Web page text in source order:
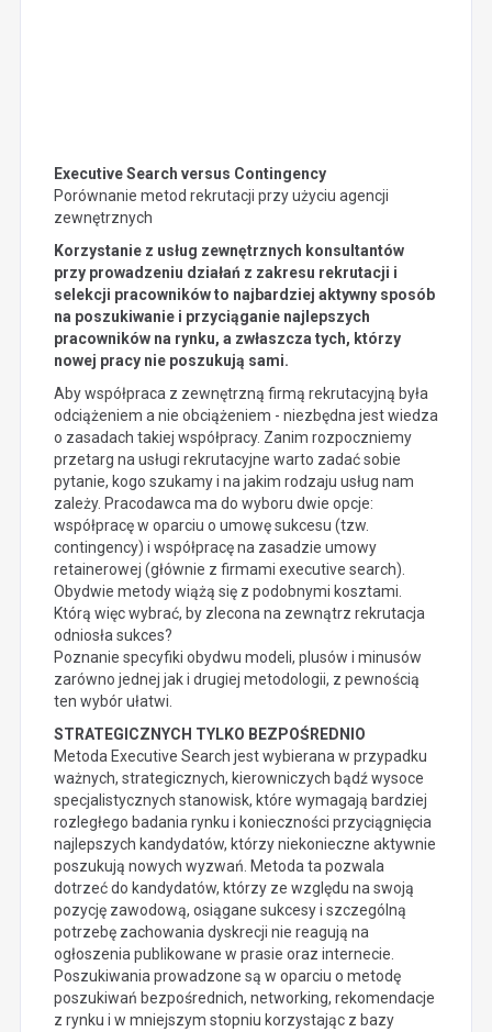
Executive Search versus Contingency
Porównanie metod rekrutacji przy użyciu agencji
zewnętrznych
Korzystanie z usług zewnętrznych konsultantów
przy prowadzeniu działań z zakresu rekrutacji i
selekcji pracowników to najbardziej aktywny sposób
na poszukiwanie i przyciąganie najlepszych
pracowników na rynku, a zwłaszcza tych, którzy
nowej pracy nie poszukują sami.
Aby współpraca z zewnętrzną firmą rekrutacyjną była
odciążeniem a nie obciążeniem - niezbędna jest wiedza
o zasadach takiej współpracy. Zanim rozpoczniemy
przetarg na usługi rekrutacyjne warto zadać sobie
pytanie, kogo szukamy i na jakim rodzaju usług nam
zależy. Pracodawca ma do wyboru dwie opcje:
współpracę w oparciu o umowę sukcesu (tzw.
contingency) i współpracę na zasadzie umowy
retainerowej (głównie z firmami executive search).
Obydwie metody wiążą się z podobnymi kosztami.
Którą więc wybrać, by zlecona na zewnątrz rekrutacja
odniosła sukces?
Poznanie specyfiki obydwu modeli, plusów i minusów
zarówno jednej jak i drugiej metodologii, z pewnością
ten wybór ułatwi.
STRATEGICZNYCH TYLKO BEZPOŚREDNIO
Metoda Executive Search jest wybierana w przypadku
ważnych, strategicznych, kierowniczych bądź wysoce
specjalistycznych stanowisk, które wymagają bardziej
rozległego badania rynku i konieczności przyciągnięcia
najlepszych kandydatów, którzy niekonieczne aktywnie
poszukują nowych wyzwań. Metoda ta pozwala
dotrzeć do kandydatów, którzy ze względu na swoją
pozycję zawodową, osiągane sukcesy i szczególną
potrzebę zachowania dyskrecji nie reagują na
ogłoszenia publikowane w prasie oraz internecie.
Poszukiwania prowadzone są w oparciu o metodę
poszukiwań bezpośrednich, networking, rekomendacje
z rynku i w mniejszym stopniu korzystając z bazy